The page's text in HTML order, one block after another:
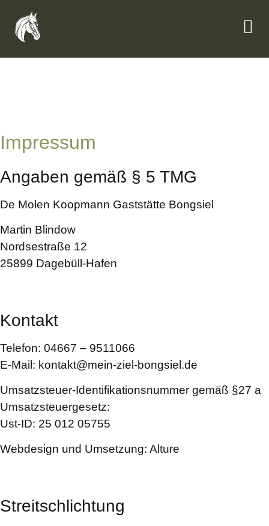
Impressum
Angaben gemäß § 5 TMG
De Molen Koopmann Gaststätte Bongsiel
Martin Blindow
Nordsestraße 12
25899 Dagebüll-Hafen
Kontakt
Telefon: 04667 – 9511066
E-Mail: kontakt@mein-ziel-bongsiel.de
Umsatzsteuer-Identifikationsnummer gemäß §27 a
Umsatzsteuergesetz:
Ust-ID: 25 012 05755
Webdesign und Umsetzung: Alture
Streitschlichtung